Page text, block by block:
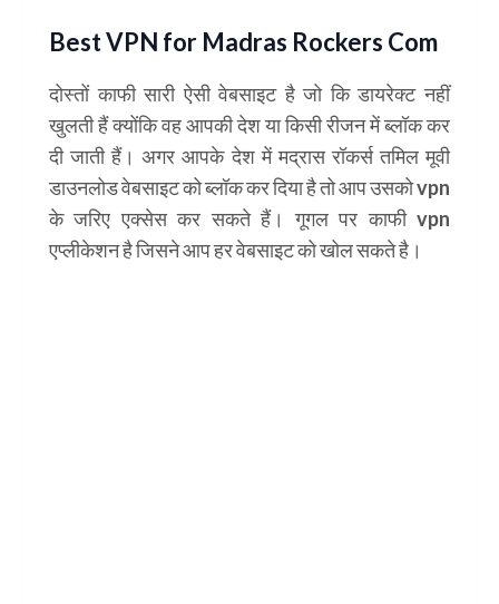
Best VPN for Madras Rockers Com
दोस्तों काफी सारी ऐसी वेबसाइट है जो कि डायरेक्ट नहीं
खुलती हैं क्योंकि वह आपकी देश या किसी रीजन में ब्लॉक कर
दी जाती हैं। अगर आपके देश में मद्रास रॉकर्स तमिल मूवी
डाउनलोड वेबसाइट को ब्लॉक कर दिया है तो आप उसको vpn
के जरिए एक्सेस कर सकते हैं। गूगल पर काफी vpn
एप्लीकेशन है जिसने आप हर वेबसाइट को खोल सकते है।